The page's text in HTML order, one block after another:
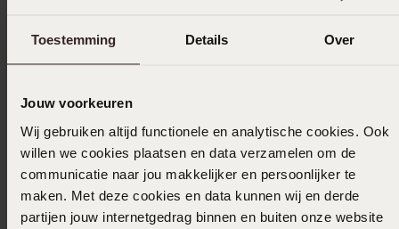
Toestemming Details Over
Jouw voorkeuren
Wij gebruiken altijd functionele en analytische cookies. Ook
willen we cookies plaatsen en data verzamelen om de
communicatie naar jou makkelijker en persoonlijker te
maken. Met deze cookies en data kunnen wij en derde
partijen jouw internetgedrag binnen en buiten onze website
Filter
15-11-2025 - Nancy